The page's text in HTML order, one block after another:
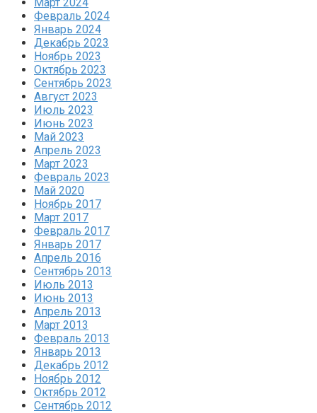
Февраль 2024
Январь 2024
Декабрь 2023
Ноябрь 2023
Октябрь 2023
Сентябрь 2023
Август 2023
Июль 2023
Июнь 2023
Май 2023
Апрель 2023
Март 2023
Февраль 2023
Май 2020
Ноябрь 2017
Март 2017
Февраль 2017
Январь 2017
Апрель 2016
Сентябрь 2013
Июль 2013
Июнь 2013
Апрель 2013
Март 2013
Февраль 2013
Январь 2013
Декабрь 2012
Ноябрь 2012
Октябрь 2012
Сентябрь 2012